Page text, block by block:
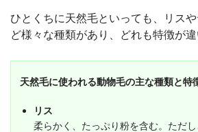
ひとくちに天然毛といっても、リス
ど様々な種類があり、どれも特徴が違
天然毛に使われる動物毛の主な種類と特
リス
柔らかく、たっぷり粉を含む。ただ